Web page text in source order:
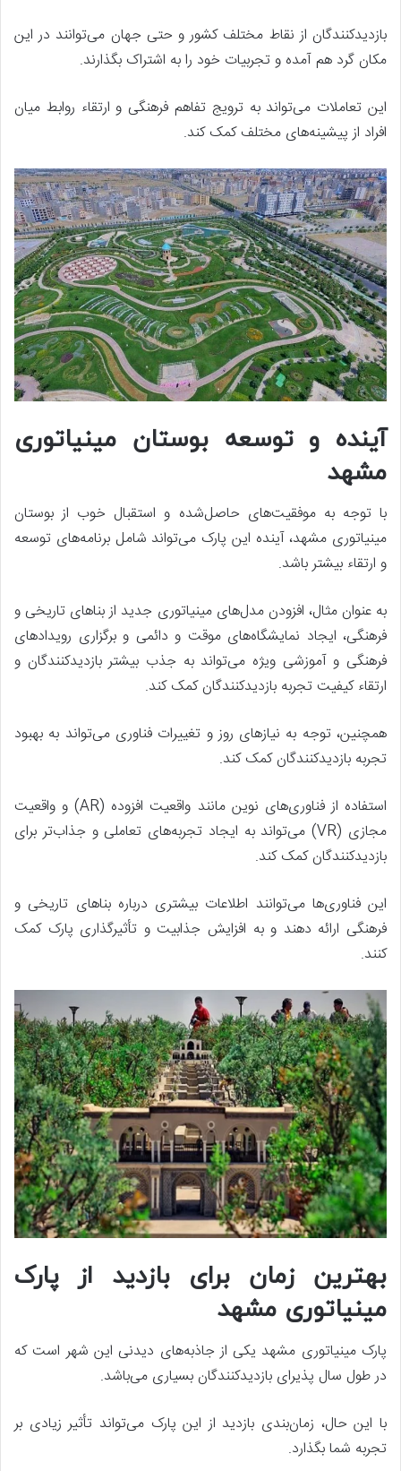
بازدیدکنندگان از نقاط مختلف کشور و حتی جهان می‌توانند در این
مکان گرد هم آمده و تجربیات خود را به اشتراک بگذارند.
این تعاملات می‌تواند به ترویج تفاهم فرهنگی و ارتقاء روابط میان
افراد از پیشینه‌های مختلف کمک کند.
آینده و توسعه بوستان مینیاتوری
مشهد
با توجه به موفقیت‌های حاصل‌شده و استقبال خوب از بوستان
مینیاتوری مشهد، آینده این پارک می‌تواند شامل برنامه‌های توسعه
و ارتقاء بیشتر باشد.
به عنوان مثال، افزودن مدل‌های مینیاتوری جدید از بناهای تاریخی و
فرهنگی، ایجاد نمایشگاه‌های موقت و دائمی و برگزاری رویدادهای
فرهنگی و آموزشی ویژه می‌تواند به جذب بیشتر بازدیدکنندگان و
ارتقاء کیفیت تجربه بازدیدکنندگان کمک کند.
همچنین، توجه به نیازهای روز و تغییرات فناوری می‌تواند به بهبود
تجربه بازدیدکنندگان کمک کند.
استفاده از فناوری‌های نوین مانند واقعیت افزوده (AR) و واقعیت
مجازی (VR) می‌تواند به ایجاد تجربه‌های تعاملی و جذاب‌تر برای
بازدیدکنندگان کمک کند.
این فناوری‌ها می‌توانند اطلاعات بیشتری درباره بناهای تاریخی و
فرهنگی ارائه دهند و به افزایش جذابیت و تأثیرگذاری پارک کمک
کنند.
بهترین زمان برای بازدید از پارک
مینیاتوری مشهد
پارک مینیاتوری مشهد یکی از جاذبه‌های دیدنی این شهر است که
در طول سال پذیرای بازدیدکنندگان بسیاری می‌باشد.
با این حال، زمان‌بندی بازدید از این پارک می‌تواند تأثیر زیادی بر
تجربه شما بگذارد.